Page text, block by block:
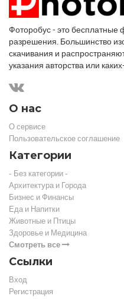
Фоторобус - это бесплатные
разрешения. Большинство
скачивания и
указания авторства или
О нас
О сервисе
Пользовательское соглашение
Категории
- Без категории -
Архитектура и Города
Бизнес и Финансы
Еда и Напитки
Животные и Птицы
Здоровье и Медицина
Смотреть все
Ссылки
Вход
Регистрация